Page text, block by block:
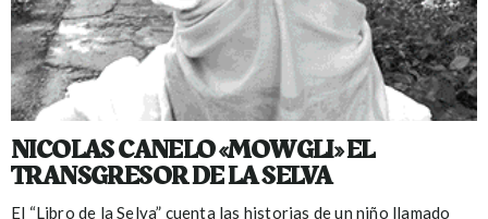
NICOLAS CANELO «MOWGLI» EL
TRANSGRESOR DE LA SELVA
El “Libro de la Selva” cuenta las historias de un niño llamado